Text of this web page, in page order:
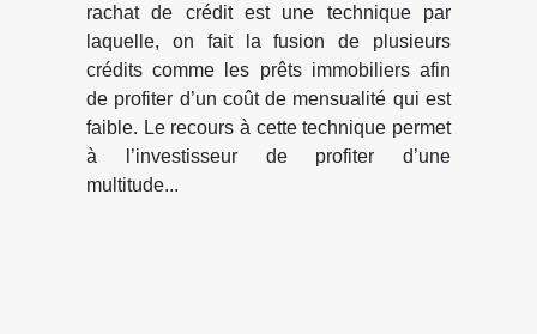
rachat de crédit est une technique par
laquelle, on fait la fusion de plusieurs
crédits comme les prêts immobiliers afin
de profiter d’un coût de mensualité qui est
faible. Le recours à cette technique permet
à l’investisseur de profiter d’une
multitude...